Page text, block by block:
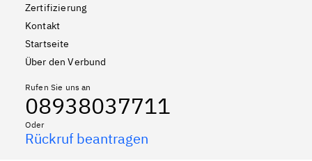
Zertifizierung
Kontakt
Startseite
Über den Verbund
Rufen Sie uns an
08938037711
Oder
Rückruf beantragen